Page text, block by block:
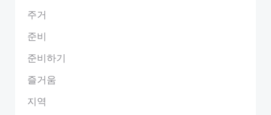
주거
준비
준비하기
즐거움
지역